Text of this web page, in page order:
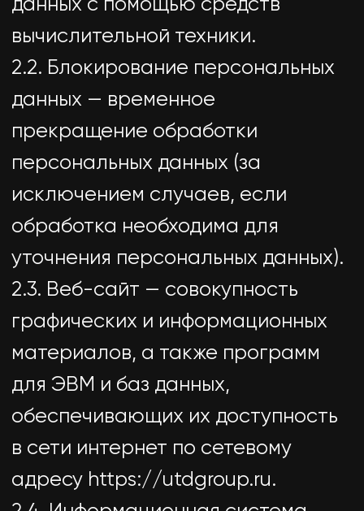
персональных данных —
совокупность содержащихся в
данных и обеспечивающих их
обработку информационных
средств.
2.5. Обезличивание персональных
которых невозможно определить
без использования
дополнительной информации
данных конкретному
Пользователю или иному субъекту
2.6. Обработка персональных
данных — любое действие
(операция) или совокупность
совершаемых с использованием
средств автоматизации или без
использования таких средств с